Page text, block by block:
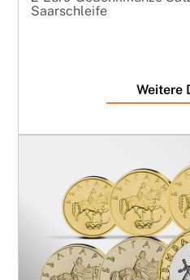
Saarschleife
Weitere